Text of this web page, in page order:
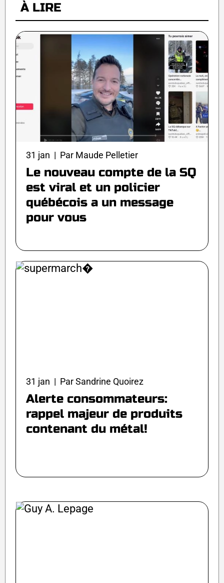
À LIRE
31 jan | Par Maude Pelletier
Le nouveau compte de la SQ
est viral et un policier
québécois a un message
pour vous
31 jan | Par Sandrine Quoirez
Alerte consommateurs:
rappel majeur de produits
contenant du métal!